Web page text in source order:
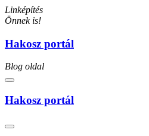
Linképítés
Önnek is!
Hakosz portál
Blog oldal
Hakosz portál